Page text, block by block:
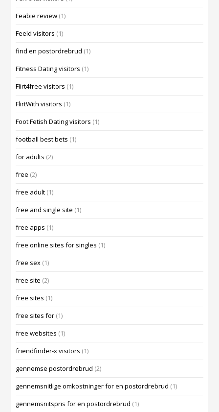
Feabie review (1)
Feeld visitors (1)
find en postordrebrud (1)
Fitness Dating visitors (1)
Flirt4free visitors (1)
FlirtWith visitors (1)
Foot Fetish Dating visitors (1)
football best bets (1)
for adults (2)
free (2)
free adult (1)
free and single site (1)
free apps (1)
free online sites for singles (1)
free sex (1)
free site (2)
free sites (1)
free sites for (1)
free websites (1)
friendfinder-x visitors (1)
gennemse postordrebrud (2)
gennemsnitlige omkostninger for en postordrebrud (1)
gennemsnitspris for en postordrebrud (1)